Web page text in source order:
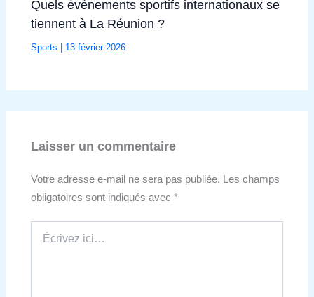
Quels événements sportifs internationaux se
tiennent à La Réunion ?
Sports | 13 février 2026
Laisser un commentaire
Votre adresse e-mail ne sera pas publiée. Les champs
obligatoires sont indiqués avec*
ici…